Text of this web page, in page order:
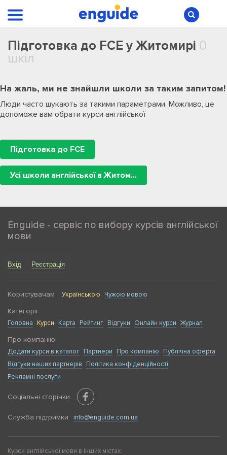
Підготовка до FCE у Житомирі 0
шкіл
На жаль, ми не знайшли школи за таким запитом!
Люди часто шукають за такими параметрами. Можливо, це
допоможе вам обрати курси англійської
Підготовка до FCE
Усі школи англійської в Житомирі
Enguide - сервіс по вибору курсів англійської
мови
Вхід Реєстрація
Користувачам Українською Чужою мовою
Категорії
Головна Курси Карта Рейтинг Відгуки Онлайн курси Журнал
Про компанію
Додати курси в каталог Партнери Про компанію
Публічна оферта
Відгуки наших партнерів
Політика конфіденційності
Рекламні послуги
Соціальні сторінки
Служба підтримки info@enguide.com.ua
Курси англійської мови в інших містах: